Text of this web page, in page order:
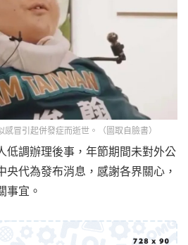
冒引起併發症而逝世。（圖取自臉書）
低調辦理後事，年節期間未對外公
央代為發布消息，感謝各界關心，
事宜。